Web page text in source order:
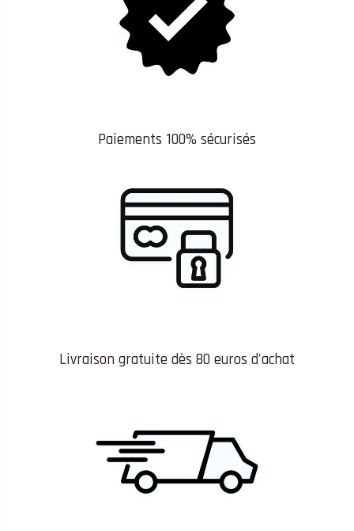
Paiements 100% sécurisés
Livraison gratuite dès 80 euros d'achat